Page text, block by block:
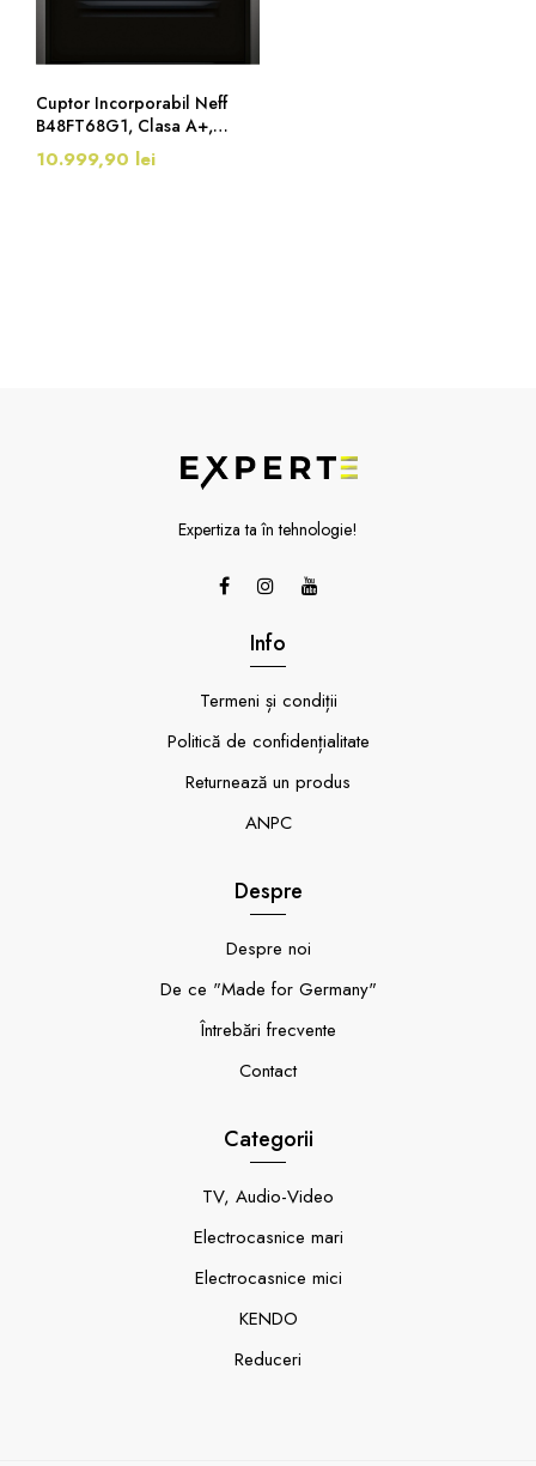
Cuptor Incorporabil Neff
B48FT68G1, Clasa A+,
FullSteam, Slide & Hide, 71
Litri, Negru
10.999,90 lei
Expertiza ta în tehnologie!
Info
Termeni și condiții
Politică de confidențialitate
Returnează un produs
ANPC
Despre
Despre noi
De ce "Made for Germany"
Întrebări frecvente
Contact
Categorii
TV, Audio-Video
Electrocasnice mari
Electrocasnice mici
KENDO
Reduceri